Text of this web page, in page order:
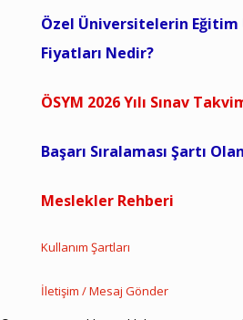
Özel Üniversitelerin
Fiyatları Nedir?
ÖSYM 2026 Yılı Sınav
Başarı Sıralaması Şartı
Meslekler Rehberi
Kullanım Şartları
İletişim / Mesaj Gönder